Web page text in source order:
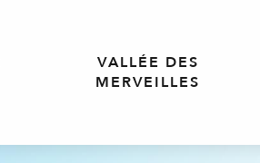
VALLÉE DES
MERVEILLES